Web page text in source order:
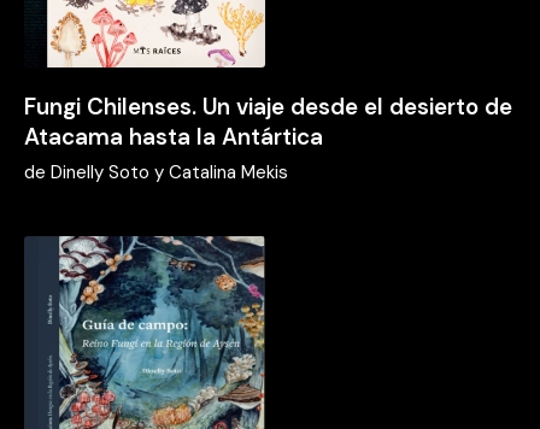
Fungi Chilenses. Un viaje desde el desierto de
Atacama hasta la Antártica
de Dinelly Soto y Catalina Mekis